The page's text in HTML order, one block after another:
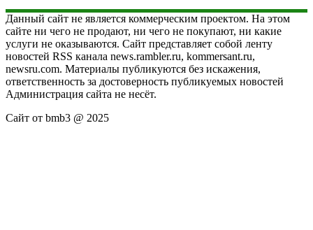
Данный сайт не является коммерческим проектом. На этом
сайте ни чего не продают, ни чего не покупают, ни какие
услуги не оказываются. Сайт представляет собой ленту
новостей RSS канала news.rambler.ru, kommersant.ru,
newsru.com. Материалы публикуются без искажения,
ответственность за достоверность публикуемых новостей
Администрация сайта не несёт.
Сайт от bmb3 @ 2025